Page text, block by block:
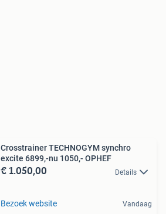
Crosstrainer TECHNOGYM synchro
excite 6899,-nu 1050,- OPHEF
€ 1.050,00 Details
Bezoek website Vandaag